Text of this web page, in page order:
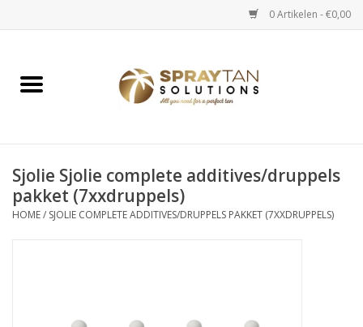
0 Artikelen - €0,00
Home
Spray Tan Starterspakketten
Spray Tan Vloeistoffen
Sjolie Sjolie complete additives/druppels
pakket (7xxdruppels)
HOME/ SJOLIE COMPLETE ADDITIVES/DRUPPELS PAKKET (7XXDRUPPELS)